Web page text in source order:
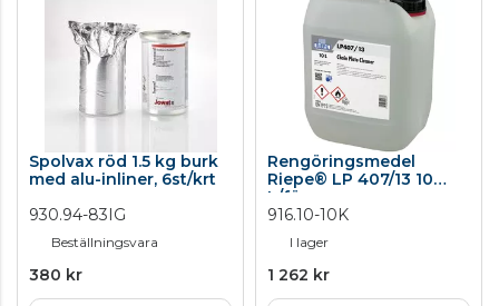
Spolvax röd 1.5 kg burk
med alu-inliner, 6st/krt
930.94-83IG
Beställningsvara
380 kr
Rengöringsmedel
Riepe® LP 407/13 10
L/förp.
916.10-10K
I lager
1 262 kr